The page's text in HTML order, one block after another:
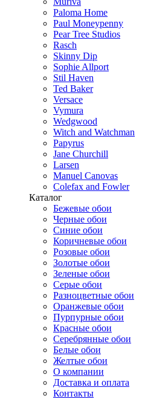
Paloma Home
Paul Moneypenny
Pear Tree Studios
Rasch
Skinny Dip
Sophie Allport
Stil Haven
Ted Baker
Versace
Vymura
Wedgwood
Witch and Watchman
Papyrus
Jane Churchill
Larsen
Manuel Canovas
Colefax and Fowler
Каталог
Бежевые обои
Черные обои
Синие обои
Коричневые обои
Розовые обои
Золотые обои
Зеленые обои
Серые обои
Разноцветные обои
Оранжевые обои
Пурпурные обои
Красные обои
Серебрянные обои
Белые обои
Желтые обои
О компании
Доставка и оплата
Контакты